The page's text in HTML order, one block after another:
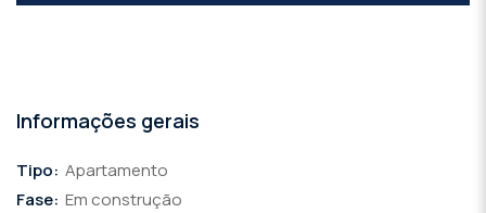
Informações gerais
Tipo: Apartamento
Fase: Em construção